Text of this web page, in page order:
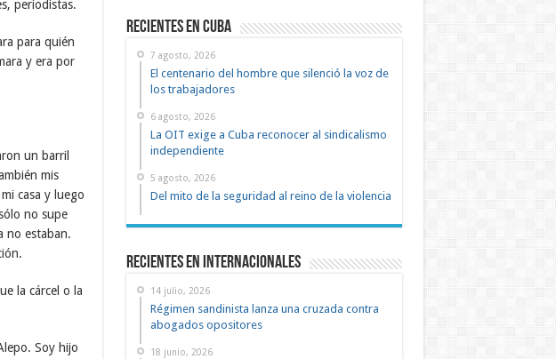
periodistas.
para quién
y era por
un barril
mis
casa y luego
no supe
no estaban.
la cárcel o la
Soy hijo
recientes en cuba
7 agosto, 2026
El centenario del hombre que silenció la voz de
los trabajadores
6 agosto, 2026
La OIT exige a Cuba reconocer al sindicalismo
independiente
5 agosto, 2026
Del mito de la seguridad al reino de la violencia
Recientes en Internacionales
14 julio, 2026
Régimen sandinista lanza una cruzada contra
abogados opositores
18 junio, 2026